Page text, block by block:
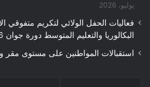
يوليو، 2026
فعاليات الحفل الولائي لتكريم متفوقي
البكالوريا والتعليم المتوسط دورة جوان 2026
استقبالات المواطنين على مستوى مقر